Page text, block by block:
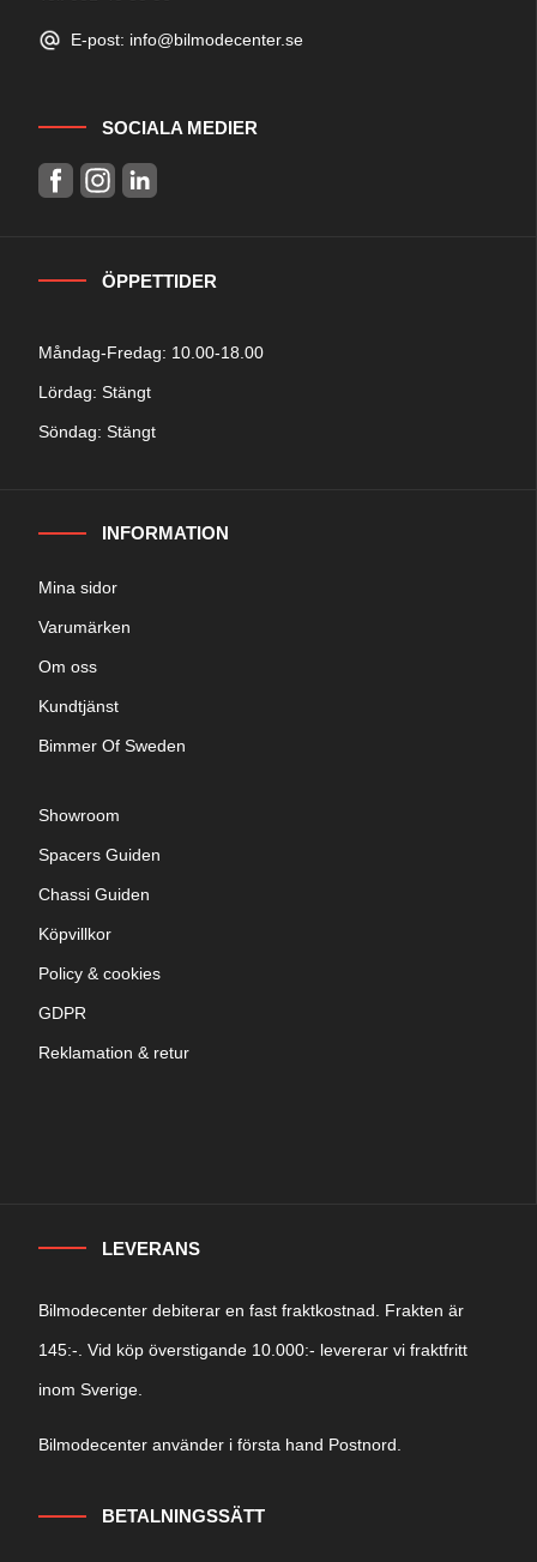
E-post: info@bilmodecenter.se
SOCIALA MEDIER
ÖPPETTIDER
Måndag-Fredag: 10.00-18.00
Lördag: Stängt
Söndag: Stängt
INFORMATION
Mina sidor
Varumärken
Om oss
Kundtjänst
Bimmer Of Sweden
Showroom
Spacers Guiden
Chassi Guiden
Köpvillkor
Policy & cookies
GDPR
Reklamation & retur
LEVERANS
Bilmodecenter debiterar en fast fraktkostnad. Frakten är
145:-. Vid köp överstigande 10.000:- levererar vi fraktfritt
inom Sverige.
Bilmodecenter använder i första hand Postnord.
BETALNINGSSÄTT